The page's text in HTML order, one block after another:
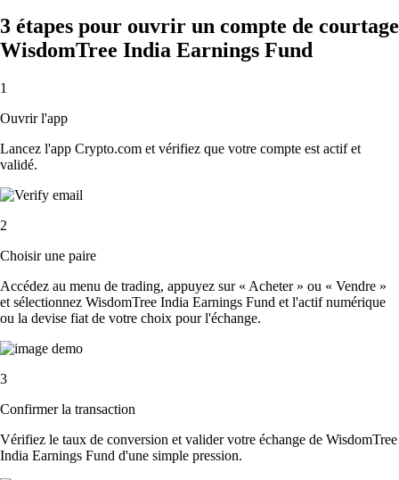
3 étapes pour ouvrir un compte de courtage
WisdomTree India Earnings Fund
1
Ouvrir l'app
Lancez l'app Crypto.com et vérifiez que votre compte est actif et
validé.
2
Choisir une paire
Accédez au menu de trading, appuyez sur « Acheter » ou « Vendre »
et sélectionnez WisdomTree India Earnings Fund et l'actif numérique
ou la devise fiat de votre choix pour l'échange.
3
Confirmer la transaction
Vérifiez le taux de conversion et valider votre échange de WisdomTree
India Earnings Fund d'une simple pression.